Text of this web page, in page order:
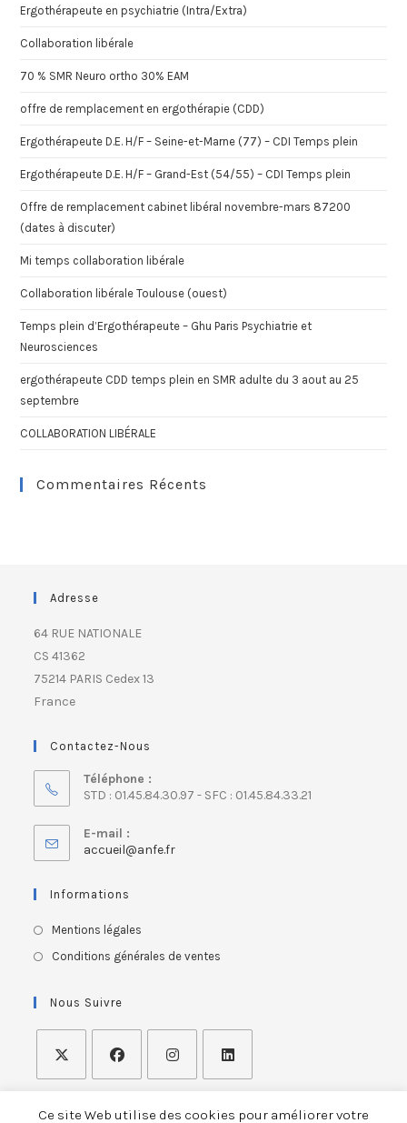
Ergothérapeute en psychiatrie (Intra/Extra)
Collaboration libérale
70 % SMR Neuro ortho 30% EAM
offre de remplacement en ergothérapie (CDD)
Ergothérapeute D.E. H/F – Seine-et-Marne (77) – CDI Temps plein
Ergothérapeute D.E. H/F – Grand-Est (54/55) – CDI Temps plein
Offre de remplacement cabinet libéral novembre-mars 87200
(dates à discuter)
Mi temps collaboration libérale
Collaboration libérale Toulouse (ouest)
Temps plein d’Ergothérapeute – Ghu Paris Psychiatrie et
Neurosciences
ergothérapeute CDD temps plein en SMR adulte du 3 aout au 25
septembre
COLLABORATION LIBÉRALE
Commentaires Récents
Adresse
64 RUE NATIONALE
CS 41362
75214 PARIS Cedex 13
France
Contactez-Nous
Téléphone :
STD : 01.45.84.30.97 - SFC : 01.45.84.33.21
E-mail :
accueil@anfe.fr
Informations
Mentions légales
Conditions générales de ventes
Nous Suivre
Ce site Web utilise des cookies pour améliorer votre